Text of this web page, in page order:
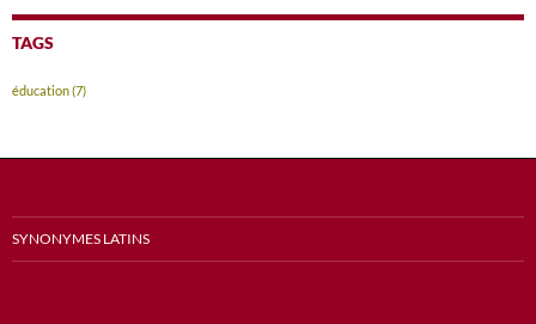
TAGS
éducation(7)
SYNONYMES LATINS